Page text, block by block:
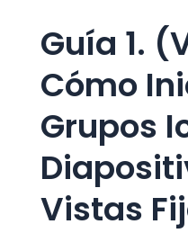
Guía 1.
Cómo
Grupos
Vistas